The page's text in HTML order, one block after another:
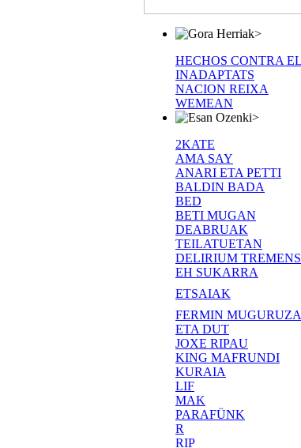
>
HECHOS CONTRA
INADAPTATS
NACION REIXA
WEMEAN
>
2KATE
AMA SAY
ANARI ETA PETTI
BALDIN BADA
BED
BETI MUGAN
DEABRUAK
TEILATUETAN
DELIRIUM TREMENS
EH SUKARRA
ETSAIAK
FERMIN MUGURUZA
ETA DUT
JOXE RIPAU
KING MAFRUNDI
KURAIA
LIF
MAK
PARAFÜNK
R
RIP